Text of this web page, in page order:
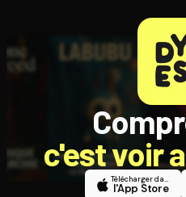
c'est voir
Télécharger dans
l'App Store